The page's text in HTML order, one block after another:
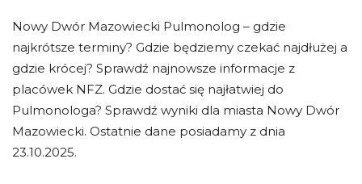
Nowy Dwór Mazowiecki Pulmonolog – gdzie
najkrótsze terminy? Gdzie będziemy czekać najdłużej a
gdzie krócej? Sprawdź najnowsze informacje z
placówek NFZ. Gdzie dostać się najłatwiej do
Pulmonologa? Sprawdź wyniki dla miasta Nowy Dwór
Mazowiecki. Ostatnie dane posiadamy z dnia
23.10.2025.